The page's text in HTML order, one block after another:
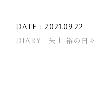
DATE : 2021.09.22
DIARY｜矢上 裕の日々